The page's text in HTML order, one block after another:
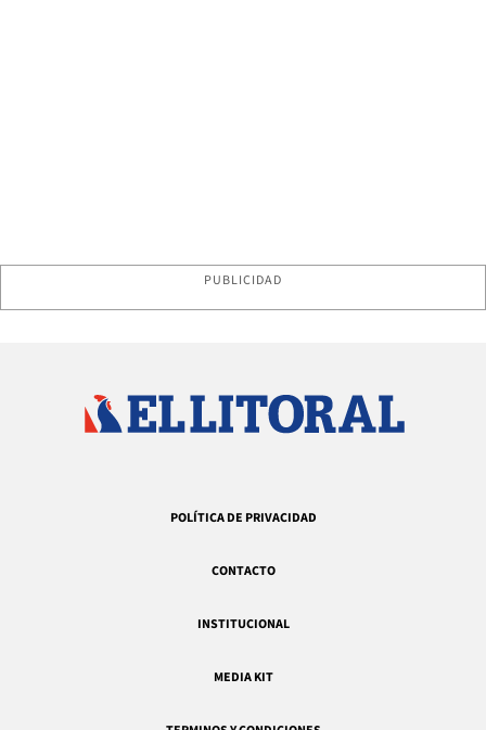
PUBLICIDAD
POLÍTICA DE PRIVACIDAD
CONTACTO
INSTITUCIONAL
MEDIA KIT